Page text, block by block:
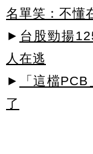
名單笑：不懂
► 台股勁揚
人在逃
►
「這檔
了